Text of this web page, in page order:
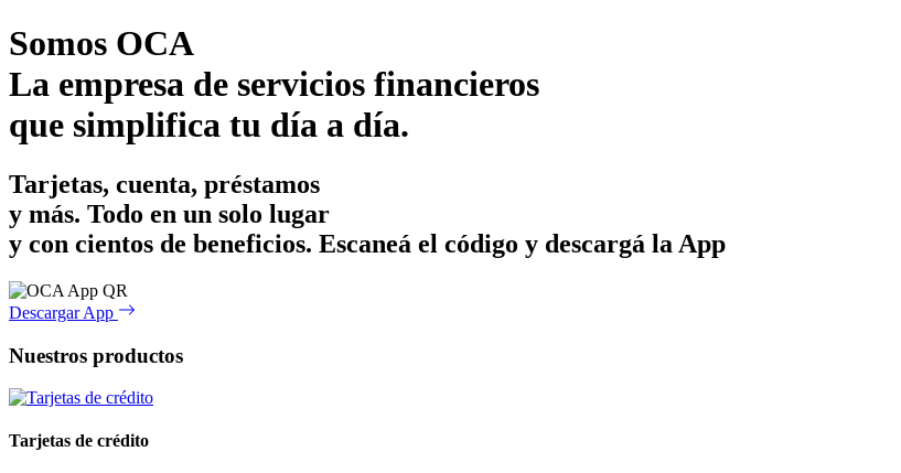
Somos OCA
La empresa de servicios financieros
que simplifica tu día a día.
Tarjetas, cuenta, préstamos
y más. Todo en un solo lugar
y con cientos de beneficios. Escaneá el código y descargá la App
Descargar App
Nuestros productos
Tarjetas de crédito